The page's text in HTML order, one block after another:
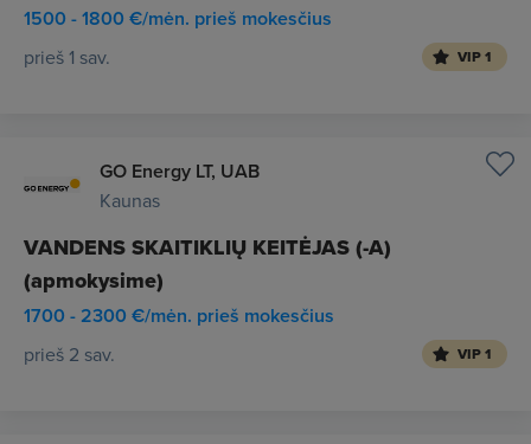
1500 - 1800 €/mėn. prieš mokesčius
prieš 1 sav. VIP 1
GO Energy LT, UAB
Kaunas
VANDENS SKAITIKLIŲ KEITĖJAS (-A)
(apmokysime)
1700 - 2300 €/mėn. prieš mokesčius
prieš 2 sav. VIP 1